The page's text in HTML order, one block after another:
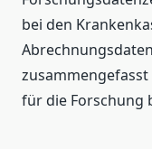
bei den
Abrechnungsdaten
zusammengefasst
für die Forschung